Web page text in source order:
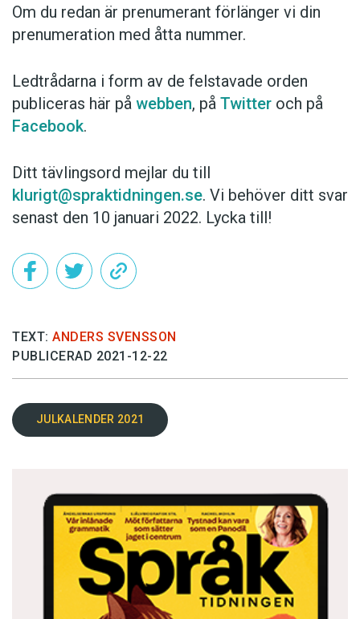
Om du redan är prenumerant förlänger vi din
prenumeration med åtta nummer.
Ledtrådarna i form av de felstavade orden
publiceras här på webben, på Twitter och på
Facebook.
Ditt tävlingsord mejlar du till
klurigt@spraktidningen.se. Vi behöver ditt svar
senast den 10 januari 2022. Lycka till!
TEXT: ANDERS SVENSSON
PUBLICERAD 2021-12-22
JULKALENDER 2021